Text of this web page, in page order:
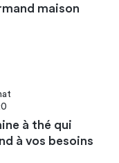
maison
à thé qui
à vos besoins